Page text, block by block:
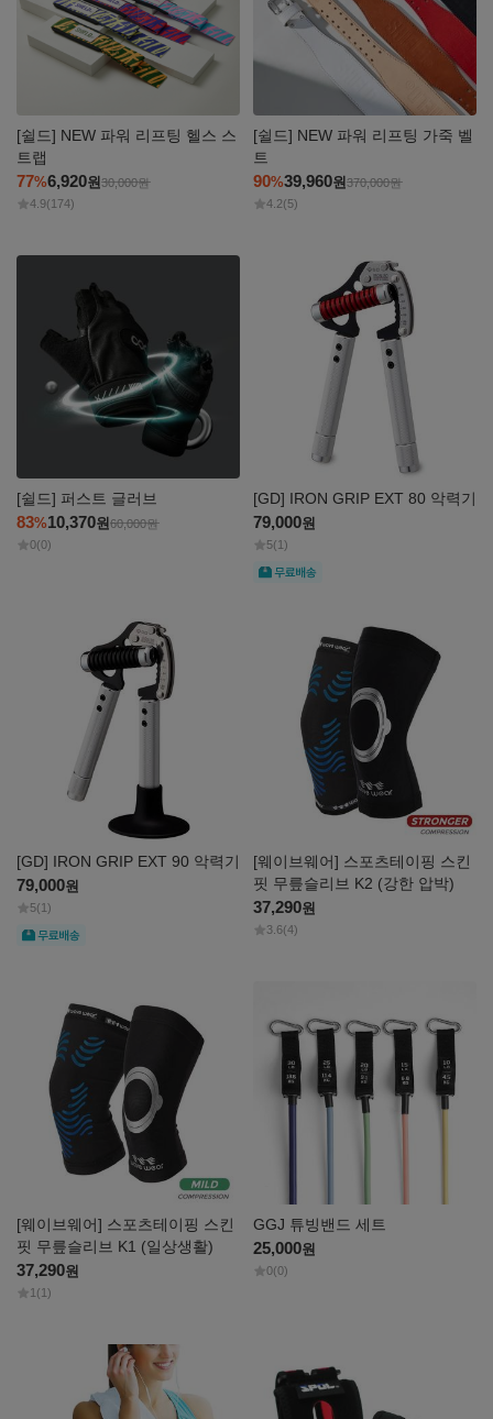
[쉴드] NEW 파워 리프팅 헬스 스
트랩
77%6,920원30,000원
4.9(174)
[쉴드] NEW 파워 리프팅 가죽 벨
트
90%39,960원370,000원
4.2(5)
[쉴드] 퍼스트 글러브
83%10,370원60,000원
0(0)
[GD] IRON GRIP EXT 80 악력기
79,000원
5(1)
무료
[GD] IRON GRIP EXT 90 악력기
79,000원
5(1)
무료
[웨이브웨어] 스포츠테이핑 스킨
핏 무릎슬리브 K2 (강한 압박)
37,290원
3.6(4)
[웨이브웨어] 스포츠테이핑 스킨
핏 무릎슬리브 K1 (일상생활)
37,290원
1 (1)
GGJ 튜빙밴드 세트
25,000원
0(0)
보기